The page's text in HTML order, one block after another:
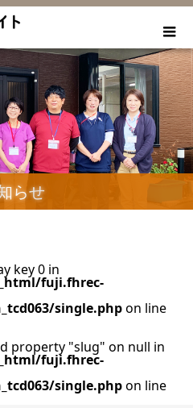
らせ
key 0 in
fuji.fhrec-
single.phpon line
property "slug" on null in
fuji.fhrec-
single.phpon line